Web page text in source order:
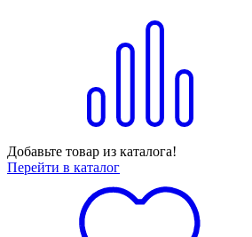
Добавьте товар из каталога!
Перейти в каталог